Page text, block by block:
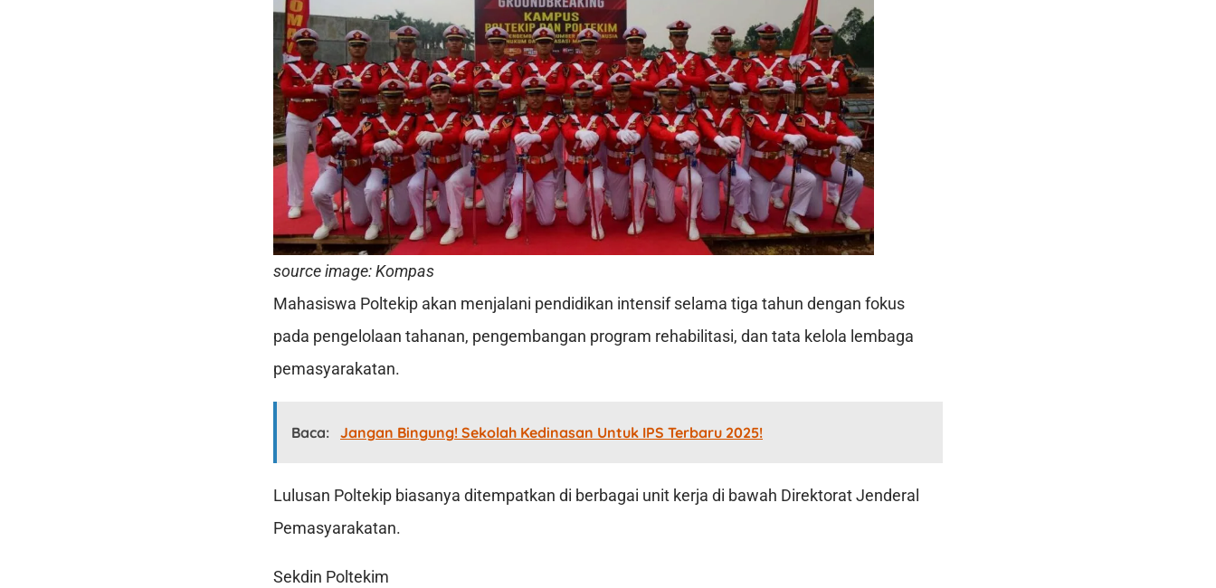
source image: Kompas
Mahasiswa Poltekip akan menjalani pendidikan intensif selama tiga tahun dengan fokus
pada pengelolaan tahanan, pengembangan program rehabilitasi, dan tata kelola lembaga
pemasyarakatan.
Baca: Jangan Bingung! Sekolah Kedinasan Untuk IPS Terbaru 2025!
Lulusan Poltekip biasanya ditempatkan di berbagai unit kerja di bawah Direktorat Jenderal
Pemasyarakatan.
Sekdin Poltekim